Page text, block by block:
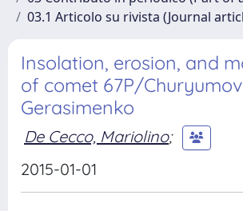
03.1 Articolo su rivista (Journal
Insolation, erosion, and
of comet 67P/
Gerasimenko
De Cecco, Mariolino;
2015-01-01